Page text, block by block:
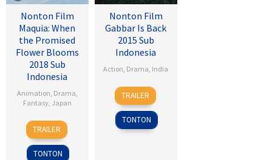
Nonton Film
Maquia: When
the Promised
Flower Blooms
2018 Sub
Indonesia
Animation, Drama,
Fantasy, Japan
24
Feb
2018
Heo
Jong
TRAILER
TONTON
Nonton Film
Gabbar Is Back
2015 Sub
Indonesia
Action, Drama, India
1
May
2015
Radha
Krishna
Jagarlamudi
TRAILER
TONTON